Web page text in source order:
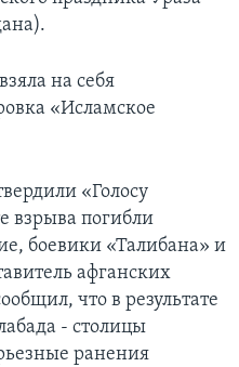
на себя
«Исламское
«Голосу
взрыва погибли
боевики «Талибана» и
афганских
что в результате
- столицы
ранения